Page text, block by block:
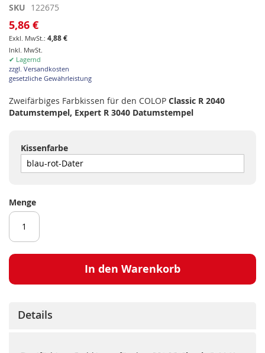
Zum
der
Bildgalerie
springen
SKU 122675
5,86 €
4,88 €
Inkl. MwSt.
✔ Lagernd
zzgl. Versandkosten
gesetzliche Gewährleistung
Zweifärbiges Farbkissen für den COLOP Classic R 2040
Datumstempel, Expert R 3040 Datumstempel
Kissenfarbe
Menge
In den Warenkorb
Details